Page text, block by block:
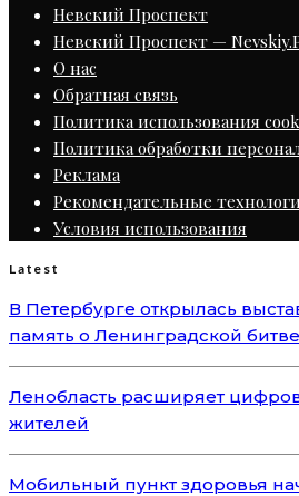
Невский Проспект
Невский Проспект —
О нас
Обратная связь
Политика использования
Политика обработки
Реклама
Рекомендательные
Условия использования
Latest
В Петербурге открылась
память о Ленинградской битве
Ленобласть расширяет
жителей
Мобильный пункт здоровья